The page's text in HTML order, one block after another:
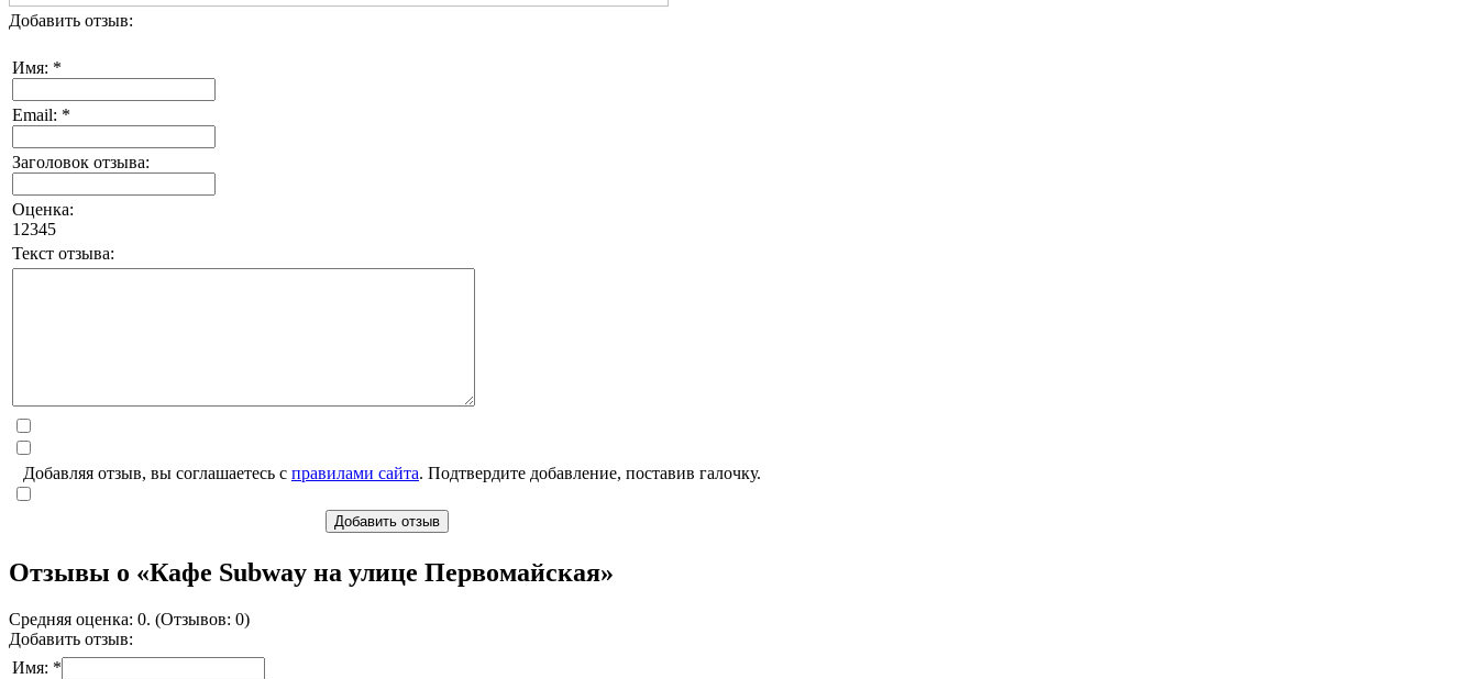
Добавить отзыв:
Имя: *
Email: *
Заголовок отзыва:
Оценка:
1 2345
Текст отзыва:
Добавляя отзыв, вы соглашаетесь с правилами сайта. Подтвердите добавление, поставив галочку.
Добавить отзыв
Отзывы о «Кафе Subway на улице Первомайская»
Средняя оценка: 0. (Отзывов: 0)
Добавить отзыв:
Имя: *